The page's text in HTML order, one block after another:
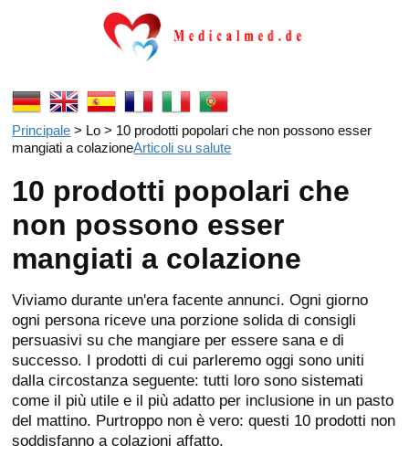
Principale > Lo > 10 prodotti popolari che non possono esser
mangiati a colazioneArticoli su salute
10 prodotti popolari che
non possono esser
mangiati a colazione
Viviamo durante un'era facente annunci. Ogni giorno
ogni persona riceve una porzione solida di consigli
persuasivi su che mangiare per essere sana e di
successo. I prodotti di cui parleremo oggi sono uniti
dalla circostanza seguente: tutti loro sono sistemati
come il più utile e il più adatto per inclusione in un pasto
del mattino. Purtroppo non è vero: questi 10 prodotti non
soddisfanno a colazioni affatto.